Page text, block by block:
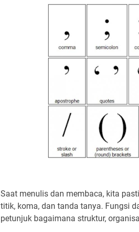
Saat menulis dan membaca, kita
titik, koma, dan tanda tanya. Fungsi
petunjuk bagaimana struktur,